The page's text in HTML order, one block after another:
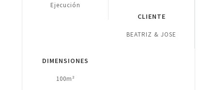
Ejecución
CLIENTE
BEATRIZ & JOSE
DIMENSIONES
100m²